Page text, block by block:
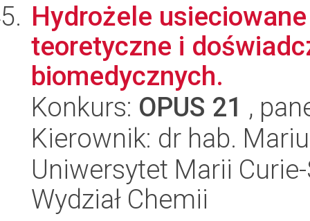
Hydrożele
teoretyczne i
biomedycznych.
Konkurs: OPUS 21 ,
Kierownik: dr hab.
Uniwersytet Marii
Wydział Chemii